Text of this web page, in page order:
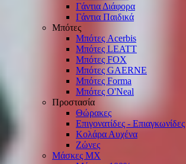
Γάντια Διάφορα
Γάντια Παιδικά
Μπότες
Μπότες Acerbis
Μπότες LEATT
Μπότες FOX
Μπότες GAERNE
Μπότες Forma
Μπότες O'Neal
Προστασία
Θώρακες
Επιγονατίδες - Επιαγκωνίδες
Κολάρα Αυχένα
Ζώνες
Μάσκες ΜΧ